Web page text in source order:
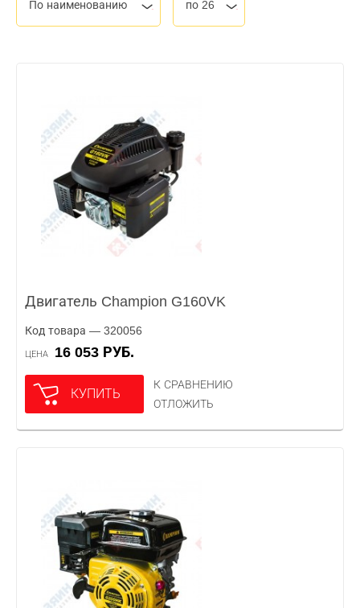
По наименованию по 26
Двигатель Champion G160VK
Код товара — 320056
ЦЕНА 16 053 РУБ.
КУПИТЬ
К СРАВНЕНИЮ
ОТЛОЖИТЬ